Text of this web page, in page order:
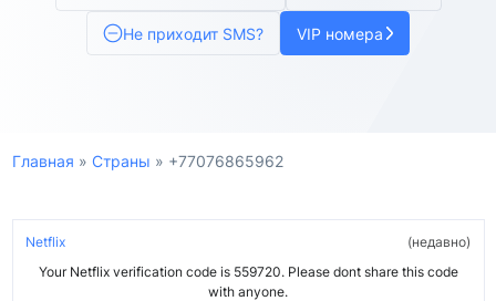
Не приходит SMS? VIP номера
Главная » Страны » +77076865962
Netflix
Your Netflix verification code is 559720. Please dont share this code
with anyone.
недавно